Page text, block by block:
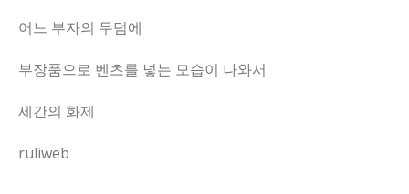
어느 부자의 무덤에
부장품으로 벤츠를 넣는 모습이 나와서
세간의 화제
ruliweb